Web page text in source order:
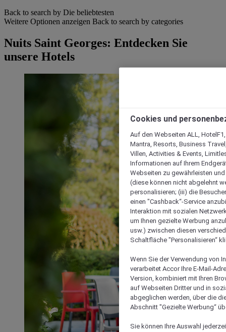
Back to search by Die beliebtesten
Weitere Optionen anzeigen Back to search by categories
Nuits Saint Georges: Entdecken Sie
unsere Hotels
Cookies und
Auf den Webseiten ALL,
Mantra, Resorts, Business
Villen, Activities & Events,
Informationen auf Ihrem
Webseiten zu gewährleisten
(diese können nicht abgelehnt
personalisieren; (iii) die
einen "Cashback“-Service
Interaktion mit sozialen
um Ihnen gezielte Werbung
usw.) zwischen diesen
Schaltfläche "Personalisieren“
Wenn Sie der Verwendung von
verarbeitet Accor Ihre E-Mail-
Version, kombiniert mit Ihren
auf Webseiten Dritter und in
abgeglichen werden, über die
Abschnitt "Gezielte Werbung“
Sie können Ihre Auswahl